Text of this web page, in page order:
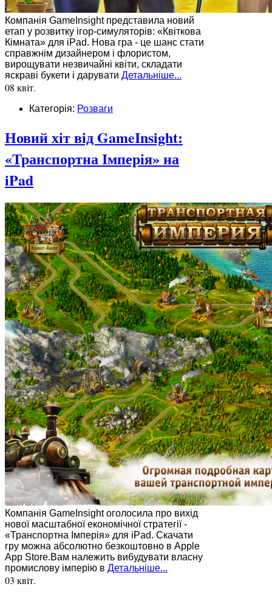
Компанія GameInsight представила новий
етап у розвитку ігор-симуляторів: «Квіткова
Кімната» для iPad. Нова гра - це шанс стати
справжнім дизайнером і флористом,
вирощувати незвичайні квіти, складати
яскраві букети і дарувати Детальніше...
08 квіт.
Категорія: Розваги
Новий хіт від GameInsight:
«Транспортна Імперія» на
iPad
Компанія GameInsight оголосила про вихід
нової масштабної економічної стратегії -
«Транспортна Імперія» для iPad. Скачати
гру можна абсолютно безкоштовно в Apple
App Store.Вам належить вибудувати власну
промислову імперію в Детальніше...
03 квіт.